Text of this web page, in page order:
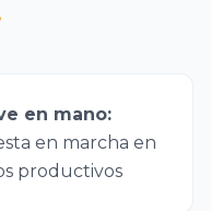
en mano:
en marcha en
productivos